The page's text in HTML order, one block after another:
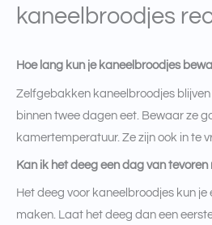
kaneelbroodjes
Hoe lang kun je kaneelbroodjes
Zelfgebakken kaneelbroodjes blijven
binnen twee dagen eet. Bewaar ze
kamertemperatuur. Ze zijn ook in te
Kan ik het deeg een dag van
Het deeg voor kaneelbroodjes kun
maken. Laat het deeg dan een